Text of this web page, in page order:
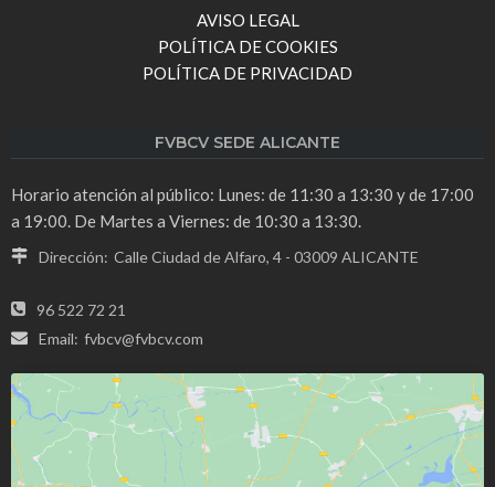
AVISO LEGAL
POLÍTICA DE COOKIES
POLÍTICA DE PRIVACIDAD
FVBCV SEDE ALICANTE
Horario atención al público: Lunes: de 11:30 a 13:30 y de 17:00
a 19:00. De Martes a Viernes: de 10:30 a 13:30.
Dirección: Calle Ciudad de Alfaro, 4 - 03009 ALICANTE
96 522 72 21
Email: fvbcv@fvbcv.com